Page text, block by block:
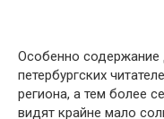
Особенно содержание
петербургских
региона, а тем более
видят крайне мало